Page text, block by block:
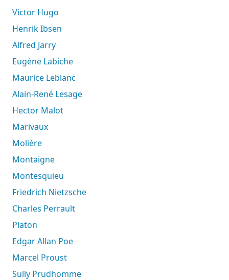
Victor Hugo
Henrik Ibsen
Alfred Jarry
Eugène Labiche
Maurice Leblanc
Alain-René Lesage
Hector Malot
Marivaux
Molière
Montaigne
Montesquieu
Friedrich Nietzsche
Charles Perrault
Platon
Edgar Allan Poe
Marcel Proust
Sully Prudhomme